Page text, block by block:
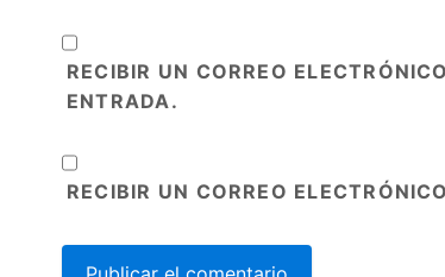
RECIBIR UN CORREO
ENTRADA.
RECIBIR UN CORREO